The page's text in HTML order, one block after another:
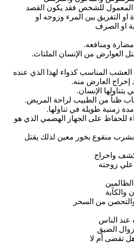
المعمول للشخص فقد يكون القصد
او التفريق بين المرء وزوجه او
او الصرف
العشب المناسب كدواء لهذا الذي عنده
إخراج العارض منه.
للحفاظ على الجهاز الهضمي الذي هو
بشرب منقوع بخور معين لذلك يقتل
كشف واخراج
علي زوجته
من السحر
عند الناس
الضيق
تقضى أم لا